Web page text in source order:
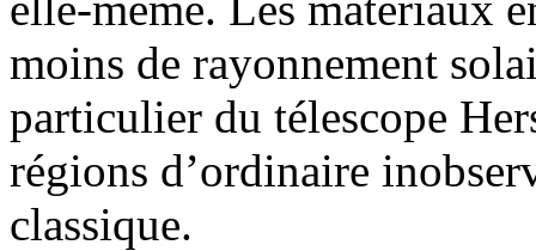
moins de rayonnement
particulier du télescope
régions d’ordinaire
classique.